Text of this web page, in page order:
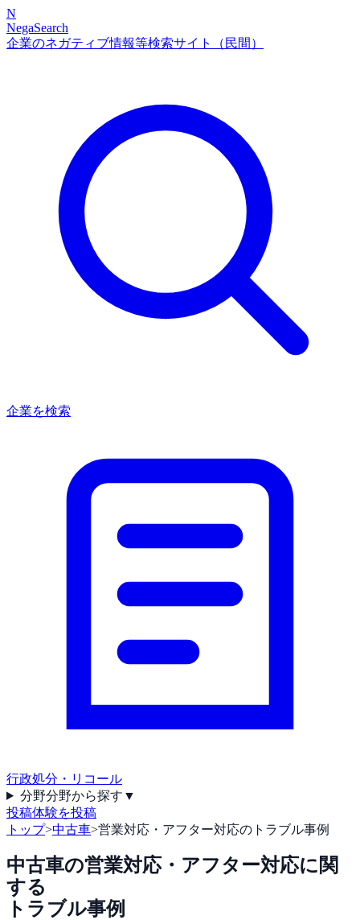
N
NegaSearch
企業のネガティブ情報等検索サイト（民間）
企業を検索
行政処分・リコール
分野分野から探す ▼
投稿体験を投稿
トップ>中古車>営業対応・アフター対応のトラブル事例
中古車の営業対応・アフター対応に関
する
トラブル事例